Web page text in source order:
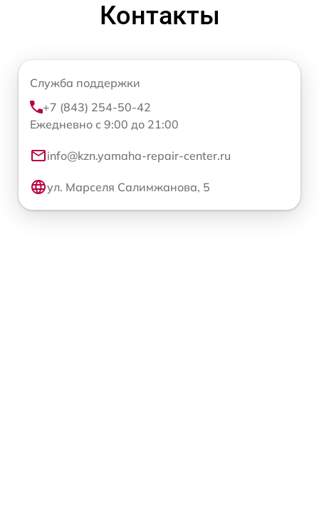
Контакты
Служба поддержки
+7 (843) 254-50-42
Ежедневно с 9:00 до 21:00
info@kzn.yamaha-repair-center.ru
ул. Марселя Салимжанова, 5